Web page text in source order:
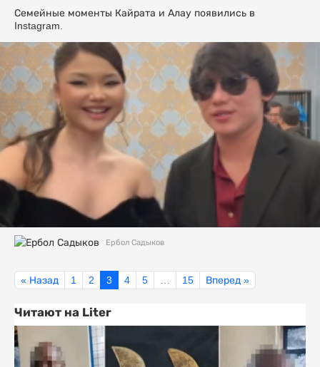
Семейные моменты Кайрата и Алау появились в
Instagram.
Ербол Садыков
« Назад 1 2 3 4 5 … 15 Вперед »
Читают на Liter